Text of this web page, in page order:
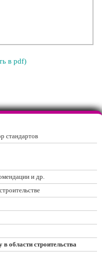
в pdf)
стандартов
и др.
области строительства